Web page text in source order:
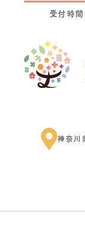
受付時
神奈川